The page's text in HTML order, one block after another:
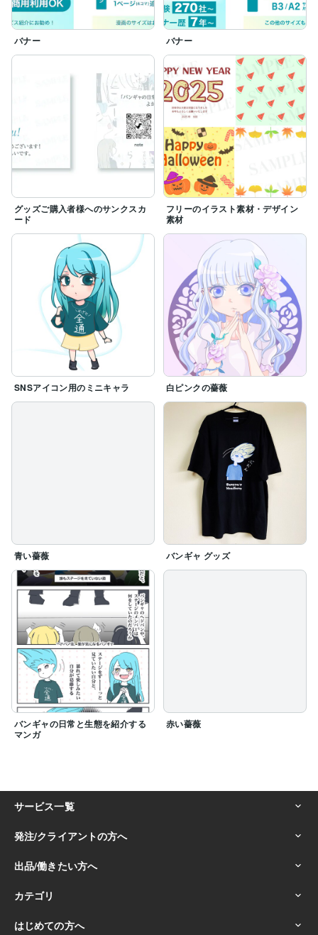
バナー バナー
グッズご購入者様へのサンクスカ
ード
フリーのイラスト素材・デザイン
素材
SNSアイコン用のミニキャラ 白ピンクの薔薇
青い薔薇 バンギャ グッズ
バンギャの日常と生態を紹介する
マンガ
赤い薔薇